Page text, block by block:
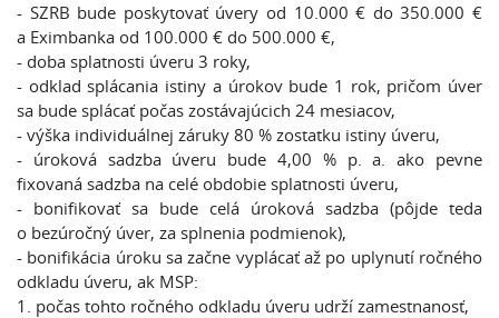
- SZRB bude poskytovať úvery od 10.000 € do 350.000 €
a Eximbanka od 100.000 € do 500.000 €,
- doba splatnosti úveru 3 roky,
- odklad splácania istiny a úrokov bude 1 rok, pričom úver
sa bude splácať počas zostávajúcich 24 mesiacov,
- výška individuálnej záruky 80 % zostatku istiny úveru,
- úroková sadzba úveru bude 4,00 % p. a. ako pevne
fixovaná sadzba na celé obdobie splatnosti úveru,
- bonifikovať sa bude celá úroková sadzba (pôjde teda
o bezúročný úver, za splnenia podmienok),
- bonifikácia úroku sa začne vyplácať až po uplynutí ročného
odkladu úveru, ak MSP:
1. počas tohto ročného odkladu úveru udrží zamestnanosť,